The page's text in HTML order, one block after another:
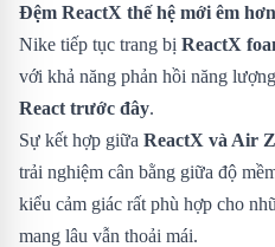
Đệm ReactX thế hệ mới êm
Nike tiếp tục trang bị ReactX
với khả năng phản hồi năng lượng
React trước đây.
Sự kết hợp giữa ReactX và Air
trải nghiệm cân bằng giữa độ
kiểu cảm giác rất phù hợp cho
mang lâu vẫn thoải mái.